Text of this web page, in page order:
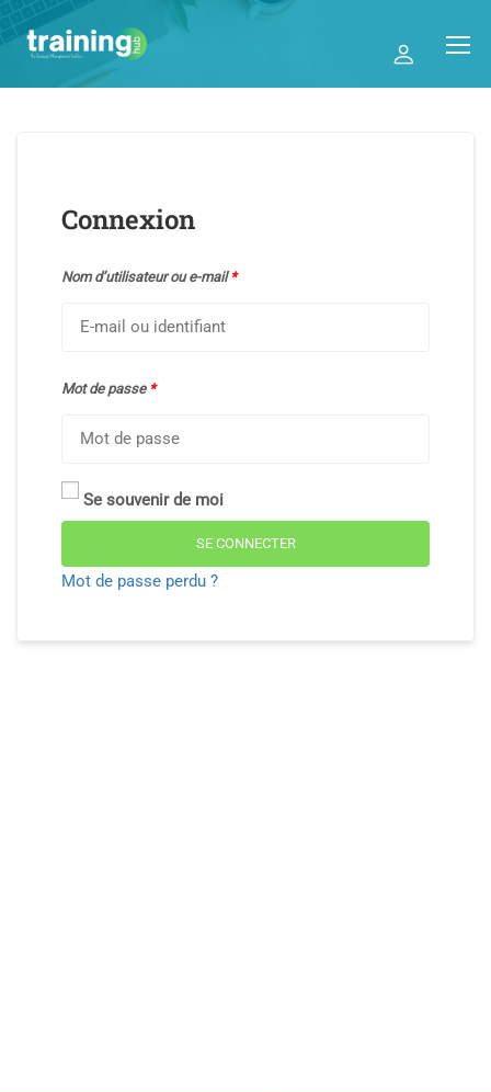
Connexion
Nom d’utilisateur ou e-mail *
Mot de passe *
Se souvenir de moi
SE CONNECTER
Mot de passe perdu ?